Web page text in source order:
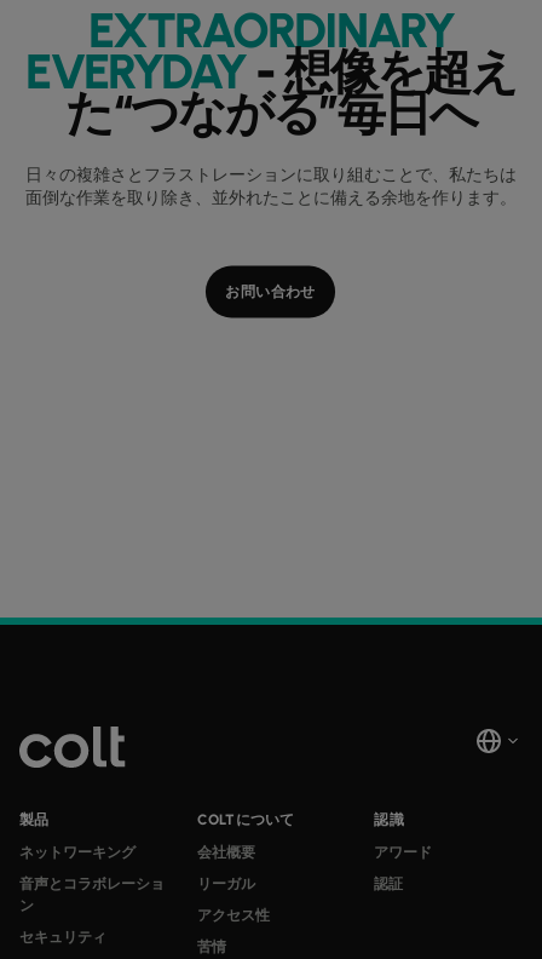
EXTRAORDINARY
EVERYDAY- 想像を超え
た“つながる”毎日へ
日々の複雑さとフラストレーションに取り組むことで、私たちは
面倒な作業を取り除き、並外れたことに備える余地を作ります。
お問い合わせ
製品
ネットワーキング
音声とコラボレーショ
ン
セキュリティ
COLTについて
会社概要
リーガル
アクセス性
苦情
認識
アワード
認証